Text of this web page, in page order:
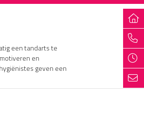
een tandarts te
en
geven een